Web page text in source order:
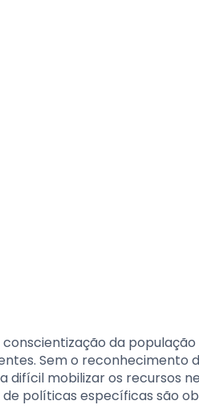
da
Sem o reconhecimento
difícil mobilizar os recursos
políticas específicas são